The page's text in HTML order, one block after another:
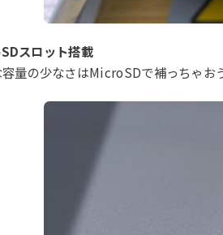
スロット搭載
量の少なさはMicroSDで補っちゃお